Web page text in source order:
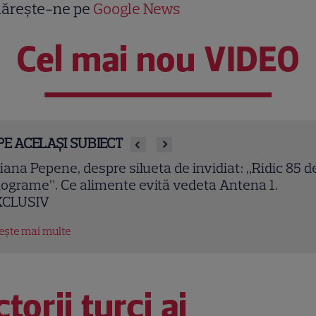
ne pe Google News
Cel mai nou VIDEO
ACELAȘI SUBIECT
din România care au ales nume speciale
de la Nina, fetița Laurei Cosoi, la Jessica lui Pepe
a Ginei Pistol
mai multe
turci ai